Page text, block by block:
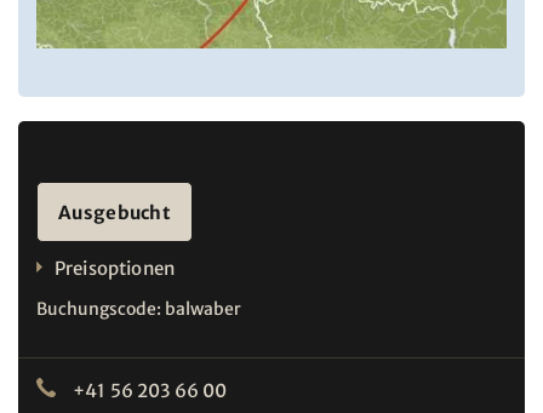
Ausgebucht
Preisoptionen
Buchungscode: balwaber
+41 56 203 66 00